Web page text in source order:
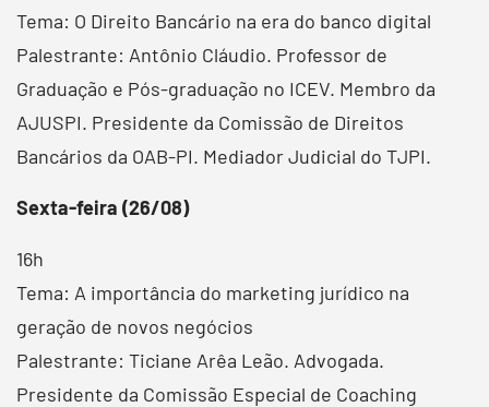
Tema: O Direito Bancário na era do banco digital
Palestrante: Antônio Cláudio. Professor de
Graduação e Pós-graduação no ICEV. Membro da
AJUSPI. Presidente da Comissão de Direitos
Bancários da OAB-PI. Mediador Judicial do TJPI.
Sexta-feira (26/08)
16h
Tema: A importância do marketing jurídico na
geração de novos negócios
Palestrante: Ticiane Arêa Leão. Advogada.
Presidente da Comissão Especial de Coaching